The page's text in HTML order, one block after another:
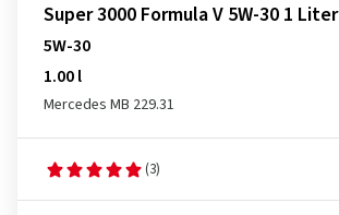
Super 3000 Formula V 5W-30 1 Liter
5W-30
1.00 l
Mercedes MB 229.31
(3)